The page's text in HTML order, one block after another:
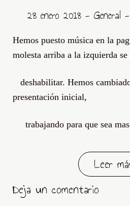
28 enero 2018 - General
Hemos puesto música en la
molesta arriba a la izquierda se
deshabilitar. Hemos
presentación inicial,
trabajando para que sea
Leer
Deja un comentario